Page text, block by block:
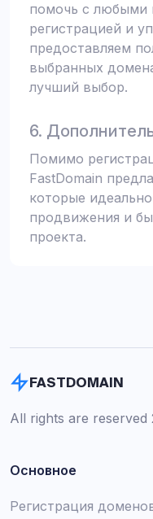
помочь с любыми
регистрацией и
предоставляем
выбранных
лучший выбор.
6.
Помимо
FastDomain
которые
продвижения и
проекта.
FASTDOMAIN
All rights are reserved
Основное
Регистрация